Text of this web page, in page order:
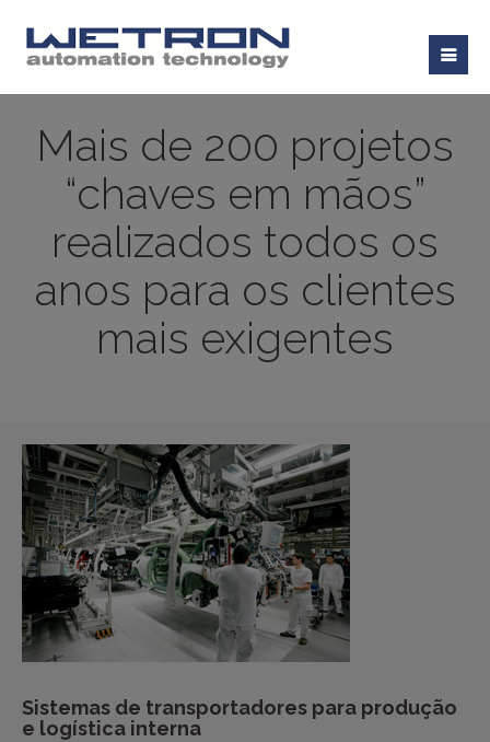
Mais de 200 projetos
“chaves em mãos”
realizados todos os
anos para os clientes
mais exigentes
Sistemas de transportadores para produção
e logística interna